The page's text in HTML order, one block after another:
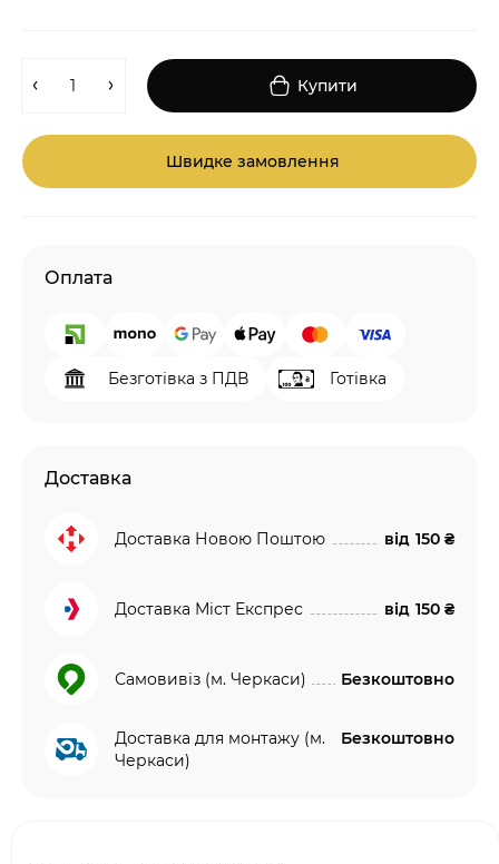
Купити
Швидке замовлення
Оплата
Безготівка з ПДВ Готівка
Доставка
Доставка Новою Поштою від 150 ₴
Доставка Міст Експрес від 150 ₴
Самовивіз (м. Черкаси) Безкоштовно
Доставка для монтажу (м.
Черкаси)
Безкоштовно